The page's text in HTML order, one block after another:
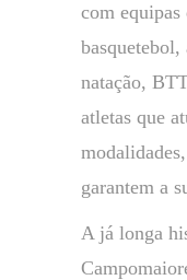
com
natação,
atletas que
garantem a
A já longa